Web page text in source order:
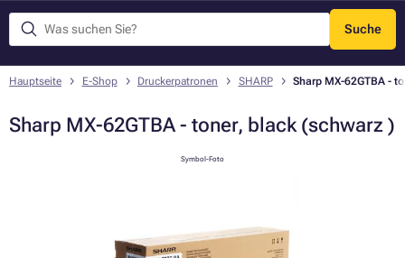
Suche
Menü
Hauptseite E-Shop Druckerpatronen SHARP Sharp MX-62GTBA -
Sharp MX-62GTBA - toner, black (schwarz )
Symbol-Foto